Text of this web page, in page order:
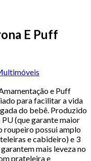
E Puff
e Puff
para facilitar a vida
do bebê. Produzido
(que garante maior
roupeiro possui amplo
e cabideiro) e 3
mais leveza no
prateleira e